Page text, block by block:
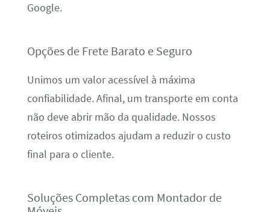
Google.
Opções de Frete Barato e Seguro
Unimos um valor acessível à máxima
confiabilidade. Afinal, um transporte em conta
não deve abrir mão da qualidade. Nossos
roteiros otimizados ajudam a reduzir o custo
final para o cliente.
Soluções Completas com Montador de